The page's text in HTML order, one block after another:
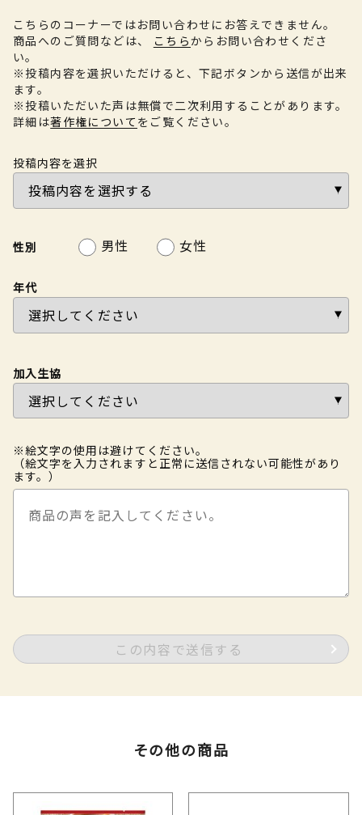
こちらのコーナーではお問い合わせにお答えできません。
商品へのご質問などは、
こちらからお問い合わせくださ
い。
※投稿内容を選択いただけると、下記ボタンから送信が出来
ます。
※投稿いただいた声は無償で二次利用することがあります。
詳細は著作権について をご覧ください。
投稿内容を選択
性別 男性 女性
年代
加入生協
※絵文字の使用は避けてください。
（絵文字を入力されますと正常に送信されない可能性があり
ます。）
この内容で送信する
その他の商品